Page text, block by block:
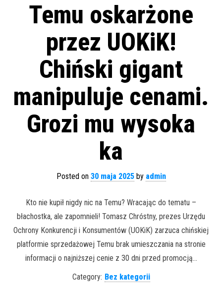
Temu oskarżone
przez UOKiK!
Chiński gigant
manipuluje cenami.
Grozi mu wysoka
ka
Posted on 30 maja 2025by admin
Kto nie kupił nigdy nic na Temu? Wracając do tematu –
błachostka, ale zapomnieli! Tomasz Chróstny, prezes Urzędu
Ochrony Konkurencji i Konsumentów (UOKiK) zarzuca chińskiej
platformie sprzedażowej Temu brak umieszczania na stronie
informacji o najniższej cenie z 30 dni przed promocją…
Category: Bez kategorii